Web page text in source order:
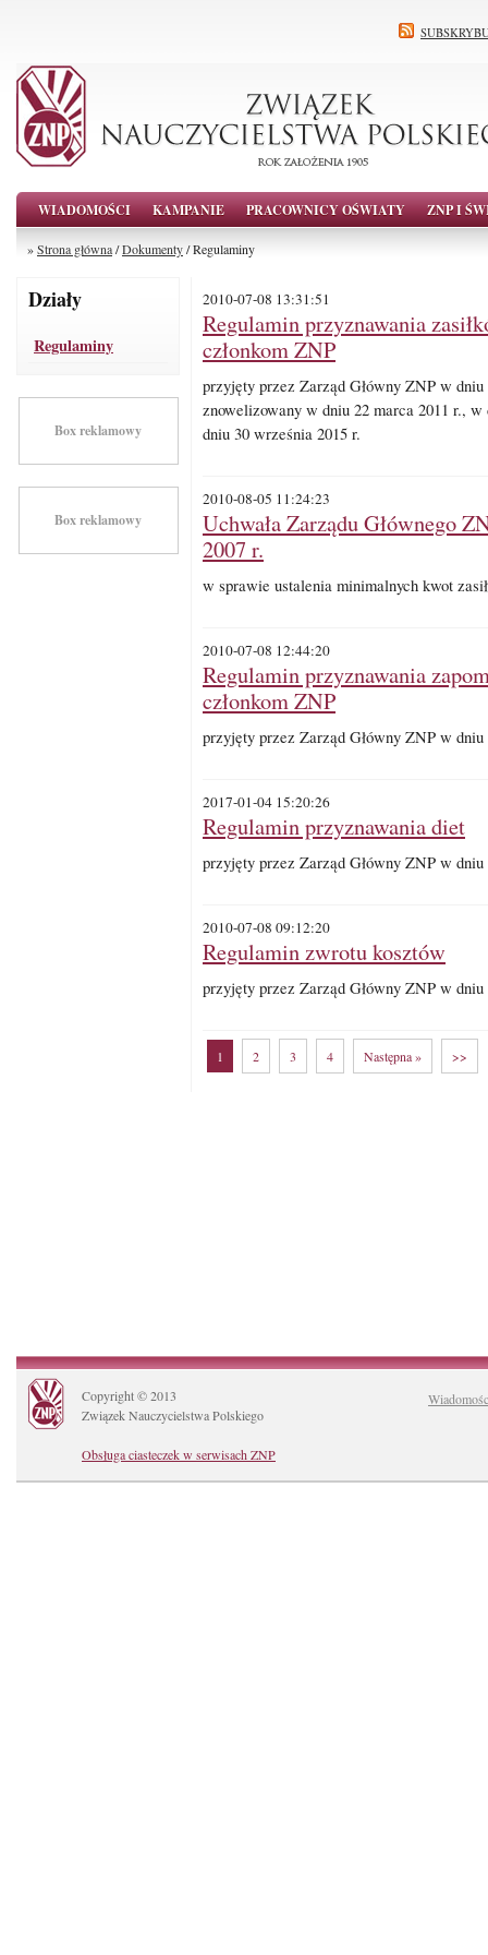
WIADOMOŚCI KAMPANIE PRACOWNICY OŚWIATY ZNP I
»Strona główna/Dokumenty/ Regulaminy
Działy
Regulaminy
Box reklamowy
Box reklamowy
2010-07-08 13:31:51
Regulamin przyznawania
członkom ZNP
przyjęty przez Zarząd Główny ZNP w dniu
znowelizowany w dniu 22 marca 2011 r.,
dniu 30 września 2015 r.
2010-08-05 11:24:23
Uchwała Zarządu Głównego
2007 r.
w sprawie ustalenia minimalnych kwot
2010-07-08 12:44:20
Regulamin przyznawania
członkom ZNP
przyjęty przez Zarząd Główny ZNP w
2017-01-04 15:20:26
Regulamin przyznawania diet
przyjęty przez Zarząd Główny ZNP w dniu
2010-07-08 09:12:20
Regulamin zwrotu kosztów
przyjęty przez Zarząd Główny ZNP w dniu
1 2 3 4 Następna » >>
Copyright © 2013
Związek Nauczycielstwa Polskiego
Obsługa ciasteczek w serwisach ZNP